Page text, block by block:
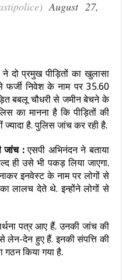
August 27,
दो प्रमुख पीड़ितों का खुलासा
निवेश के नाम पर 35.60
बबलू चौधरी से जमीन बेचने के
का मानना है कि पीड़ितों की
है. पुलिस जांच कर रही है.
जांच :एसपी अभिनंदन ने बताया
ही उसे भी पकड़ लिया जाएगा.
इनवेस्ट के नाम पर लोगों से
लालच देते थे. इन्होंने लोगों से
पत्र आए हैं. उनकी जांच की
लेन-देन हुए हैं. इनकी संपत्ति की
किया गया है.